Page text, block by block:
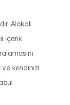
Alakalı
içerik
kendinizi